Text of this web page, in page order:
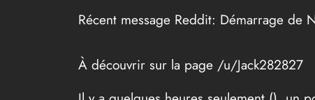
Récent message Reddit: Démarrage de
À découvrir sur la page /u/Jack282827